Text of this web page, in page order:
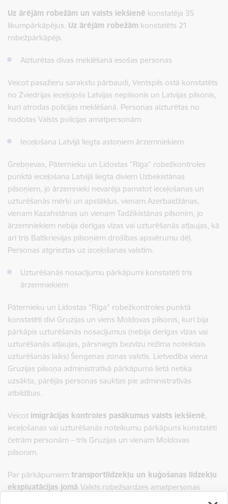
Uz ārējām robežām un valsts iekšienē konstatēja 35
likumpārkāpējus. Uz ārējām robežām konstatēts 21
robežpārkāpējs.
Aizturētas divas meklēšanā esošas personas
Veicot pasažieru sarakstu pārbaudi, Ventspils ostā konstatēts
no Zviedrijas ieceļojošs Latvijas nepilsonis un Latvijas pilsonis,
kuri atrodas policijas meklēšanā. Personas aizturētas no
nodotas Valsts policijas amatpersonām.
Ieceļošana Latvijā liegta astoņiem ārzemniekiem
Grebņevas, Pāternieku un Lidostas “Rīga” robežkontroles
punktā ieceļošana Latvijā liegta diviem Uzbekistānas
pilsoņiem, jo ārzemnieki nevarēja pamatot ieceļošanas un
uzturēšanās mērķi un apstākļus, vienam Azerbaidžānas,
vienam Kazahstānas un vienam Tadžikistānas pilsonim, jo
ārzemniekiem nebija derīgas vīzas vai uzturēšanās atļaujas, kā
arī trīs Baltkrievijas pilsoņiem drošības apsvērumu dēļ.
Personas atgrieztas uz izceļošanas valstīm.
Uzturēšanās nosacījumu pārkāpumi konstatēti trīs
ārzemniekiem
Pāternieku un Lidostas “Rīga” robežkontroles punktā
konstatēti divi Gruzijas un viens Moldovas pilsonis, kuri bija
pārkāpis uzturēšanās nosacījumus (nebija derīgas vīzas vai
uzturēšanās atļaujas, pārsniegts bezvīzu režīma noteiktais
uzturēšanās laiks) Šengenas zonas valstīs. Lietvedība viena
Gruzijas pilsoņa administratīvā pārkāpuma lietā netika
uzsākta, pārējās personas sauktas pie administratīvās
atbildības.
Veicot imigrācijas kontroles pasākumus valsts iekšienē,
ieceļošanas vai uzturēšanās noteikumu pārkāpumi konstatēti
četrām personām – trīs Gruzijas un vienam Moldovas
pilsonim.
Par pārkāpumiem transportlīdzekļu un kuģošanas līdzekļu
ekspluatācijas jomā Valsts robežsardzes amatpersonas